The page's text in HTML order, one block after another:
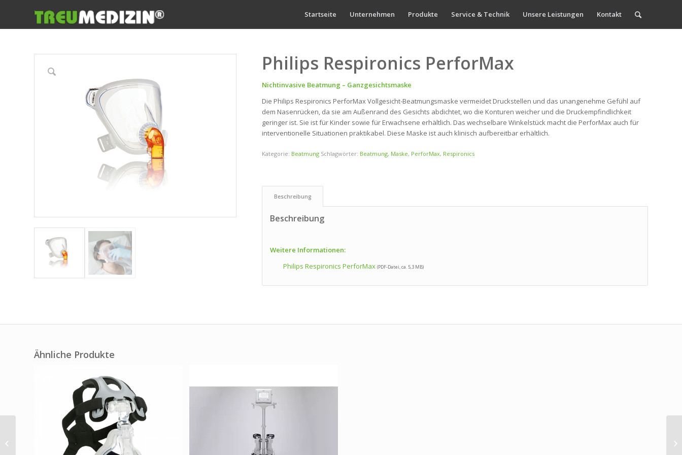
Startseite Unternehmen Produkte Service & Technik Unsere Leistungen Kontakt
Philips Respironics PerforMax
Nichtinvasive Beatmung – Ganzgesichtsmaske
Die Philips Respironics PerforMax Vollgesicht-Beatmungsmaske vermeidet Druckstellen und das unangenehme Gefühl auf
dem Nasenrücken, da sie am Außenrand des Gesichts abdichtet, wo die Konturen weicher und die Druckempfindlichkeit
geringer ist. Sie ist für Kinder sowie für Erwachsene erhältlich. Das wechselbare Winkelstück macht die PerforMax auch für
interventionelle Situationen praktikabel. Diese Maske ist auch klinisch aufbereitbar erhältlich.
Kategorie: Beatmung Schlagwörter: Beatmung, Maske, PerforMax, Respironics
Beschreibung
Beschreibung
Weitere Informationen:
Philips Respironics PerforMax (PDF-Datei, ca. 5,3 MB)
Ähnliche Produkte
Philips Respironics